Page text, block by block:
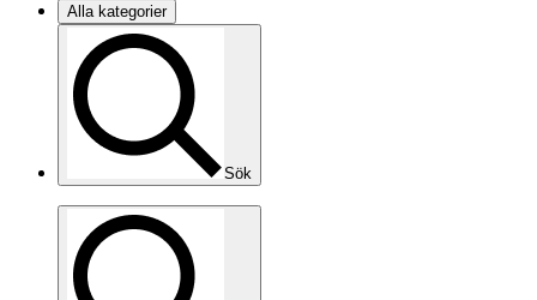
Alla kategorier
Sök